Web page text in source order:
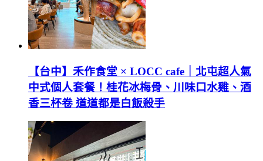
【台中】禾作食堂 × LOCC cafe｜北屯超人氣
中式個人套餐！桂花冰梅骨、川味口水雞、酒
香三杯卷 道道都是白飯殺手